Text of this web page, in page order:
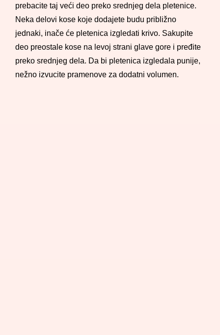
prebacite taj veći deo preko srednjeg dela pletenice.
Neka delovi kose koje dodajete budu približno
jednaki, inače će pletenica izgledati krivo. Sakupite
deo preostale kose na levoj strani glave gore i pređite
preko srednjeg dela. Da bi pletenica izgledala punije,
nežno izvucite pramenove za dodatni volumen.